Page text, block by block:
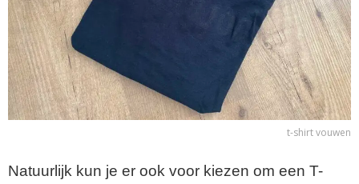
t-shirt vouwen
Natuurlijk kun je er ook voor kiezen om een T-